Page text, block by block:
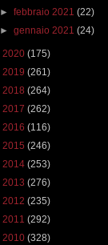
►febbraio 2021(22)
►gennaio 2021(24)
2020 (175)
2019 (261)
2018 (264)
2017 (262)
2016 (116)
2015 (246)
2014 (253)
2013 (276)
2012 (235)
2011 (292)
2010 (328)